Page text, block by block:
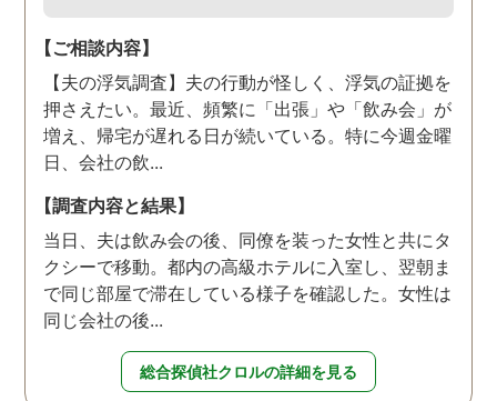
【ご相談内容】
【夫の浮気調査】夫の行動が怪しく、浮気の証拠を
押さえたい。最近、頻繁に「出張」や「飲み会」が
増え、帰宅が遅れる日が続いている。特に今週金曜
日、会社の飲...
【調査内容と結果】
当日、夫は飲み会の後、同僚を装った女性と共にタ
クシーで移動。都内の高級ホテルに入室し、翌朝ま
で同じ部屋で滞在している様子を確認した。女性は
同じ会社の後...
総合探偵社クロルの詳細を見る